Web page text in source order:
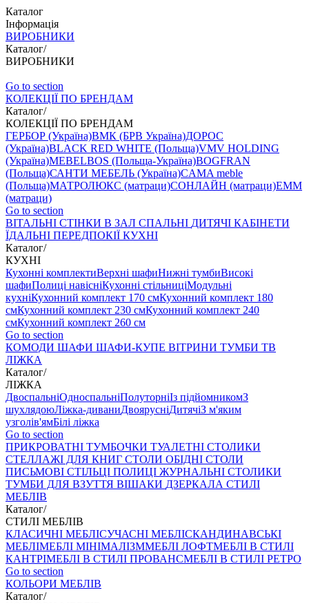
Каталог
Інформація
ВИРОБНИКИ
Каталог/
ВИРОБНИКИ
Go to section
КОЛЕКЦІЇ ПО БРЕНДАМ
Каталог/
КОЛЕКЦІЇ ПО БРЕНДАМ
ГЕРБОР (Україна)ВМК (БРВ Україна)ДОРОС
(Україна)BLACK RED WHITE (Польща)VMV HOLDING
(Україна)MEBELBOS (Польща-Україна)BOGFRAN
(Польща)САНТИ МЕБЕЛЬ (Україна)CAMA meble
(Польща)МАТРОЛЮКС (матраци)СОНЛАЙН (матраци)EMM
(матраци)
Go to section
ВIТАЛЬНI СТІНКИ В ЗАЛ СПАЛЬНІ ДИТЯЧІ КАБІНЕТИ
ЇДАЛЬНI ПЕРЕДПОКІЇ КУХНІ
Каталог/
КУХНІ
Кухонні комплектиВерхні шафиНижні тумбиВисокі
шафиПолиці навісніКухонні стільниціМодульні
кухніКухонний комплект 170 смКухонний комплект 180
смКухонний комплект 230 смКухонний комплект 240
смКухонний комплект 260 см
Go to section
КОМОДИ ШАФИ ШАФИ-КУПЕ ВІТРИНИ ТУМБИ ТВ
ЛІЖКА
Каталог/
ЛІЖКА
ДвоспальніОдноспальніПолуторніІз підйомникомЗ
шухлядоюЛіжка-диваниДвоярусніДитячіЗ м'яким
узголів'ямБілі ліжка
Go to section
ПРИКРОВАТНІ ТУМБОЧКИ ТУАЛЕТНІ СТОЛИКИ
СТЕЛЛАЖІ ДЛЯ КНИГ СТОЛИ ОБІДНІ СТОЛИ
ПИСЬМОВІ СТІЛЬЦI ПОЛИЦІ ЖУРНАЛЬНІ СТОЛИКИ
ТУМБИ ДЛЯ ВЗУТТЯ ВІШАКИ ДЗЕРКАЛА СТИЛІ
МЕБЛІВ
Каталог/
СТИЛІ МЕБЛІВ
КЛАСИЧНІ МЕБЛІСУЧАСНІ МЕБЛІСКАНДИНАВСЬКІ
МЕБЛІМЕБЛІ МІНІМАЛІЗММЕБЛІ ЛОФТМЕБЛІ В СТИЛІ
КАНТРІМЕБЛІ В СТИЛІ ПРОВАНСМЕБЛІ В СТИЛІ РЕТРО
Go to section
КОЛЬОРИ МЕБЛІВ
Каталог/